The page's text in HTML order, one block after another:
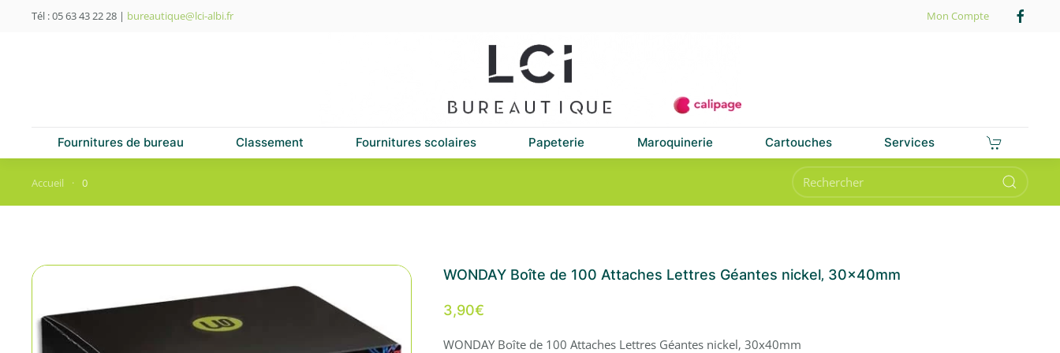
Tél : 05 63 43 22 28 | bureautique@lci-albi.fr Mon Compte
Fournitures de bureau Classement Fournitures scolaires Papeterie Maroquinerie Cartouches Services
Accueil 0
WONDAY Boîte de 100 Attaches Lettres Géantes nickel‚ 30x40mm
3,90€
WONDAY Boîte de 100 Attaches Lettres Géantes nickel‚ 30x40mm